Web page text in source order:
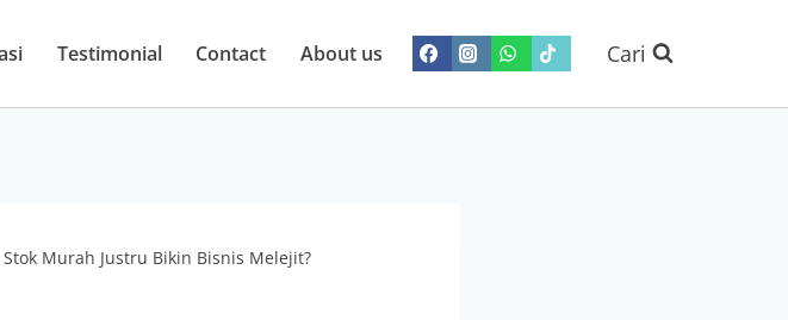
Testimonial Contact About us Cari
Murah Justru Bikin Bisnis Melejit?